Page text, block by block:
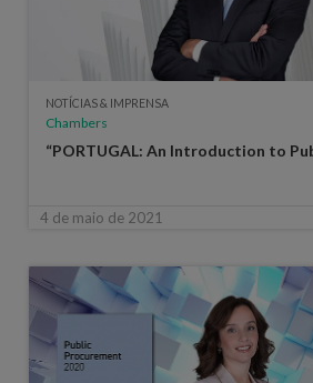
NOTÍCIAS & IMPRENSA
Chambers
“PORTUGAL: An Introduction to
4 de maio de 2021